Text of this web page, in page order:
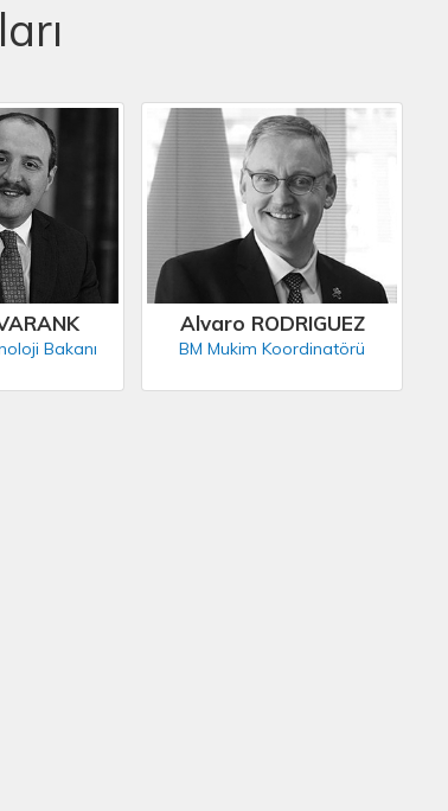
Bakanı
Alvaro RODRIGUEZ
BM Mukim Koordinatörü